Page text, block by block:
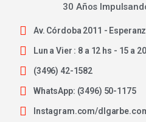
30 Años
Av. Córdoba 2011 -
Lun a Vier : 8 a 12 hs - 15 a
(3496) 42-1582
WhatsApp: (3496) 50-1175
Instagram.com/